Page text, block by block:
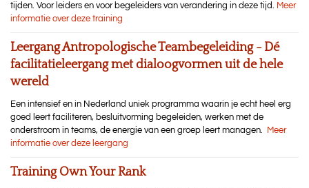
tijden. Voor leiders en voor begeleiders van verandering in deze tijd. Meer
informatie over deze training
Leergang Antropologische Teambegeleiding - Dé
facilitatieleergang met dialoogvormen uit de hele
wereld
Een intensief en in Nederland uniek programma waarin je echt heel erg
goed leert faciliteren, besluitvorming begeleiden, werken met de
onderstroom in teams, de energie van een groep leert managen. Meer
informatie over deze leergang
Training Own Your Rank